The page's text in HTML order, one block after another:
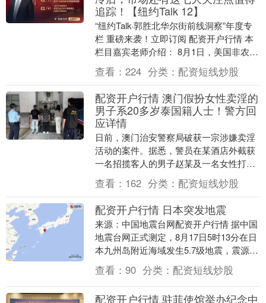
追踪！【纽约Talk 12】
“纽约Talk·郭胜北华尔街前线洞察”年度专
栏 重磅来袭！立即订阅 配资开户行情 本
栏目嘉宾老师介绍： 8月1日，美国非农就
业数据意外爆冷，并对市场造成剧烈影
响....
查看： 224 分类： 配资短线炒股
配资开户行情 澳门假扮女性卖淫的
男子系20多岁泰国籍人士！警方回
应详情
日前，澳门治安警察局破获一宗涉嫌卖淫
活动的案件。据悉，警员在某酒店外截获
一名招揽客人的男子赵某及一名女性打扮
的男子。赵某承认协助卖淫，还供称酒店
房间由友人吴某提....
查看： 162 分类： 配资短线炒股
配资开户行情 日本突发地震
来源：中国地震台网配资开户行情 据中国
地震台网正式测定，8月17日5时13分在日
本九州岛附近海域发生5.7级地震，震源深
度10公里，震中位于北纬31.75度，东....
查看： 90 分类： 配资短线炒股
配资开户行情 驻菲使馆举办纪念中